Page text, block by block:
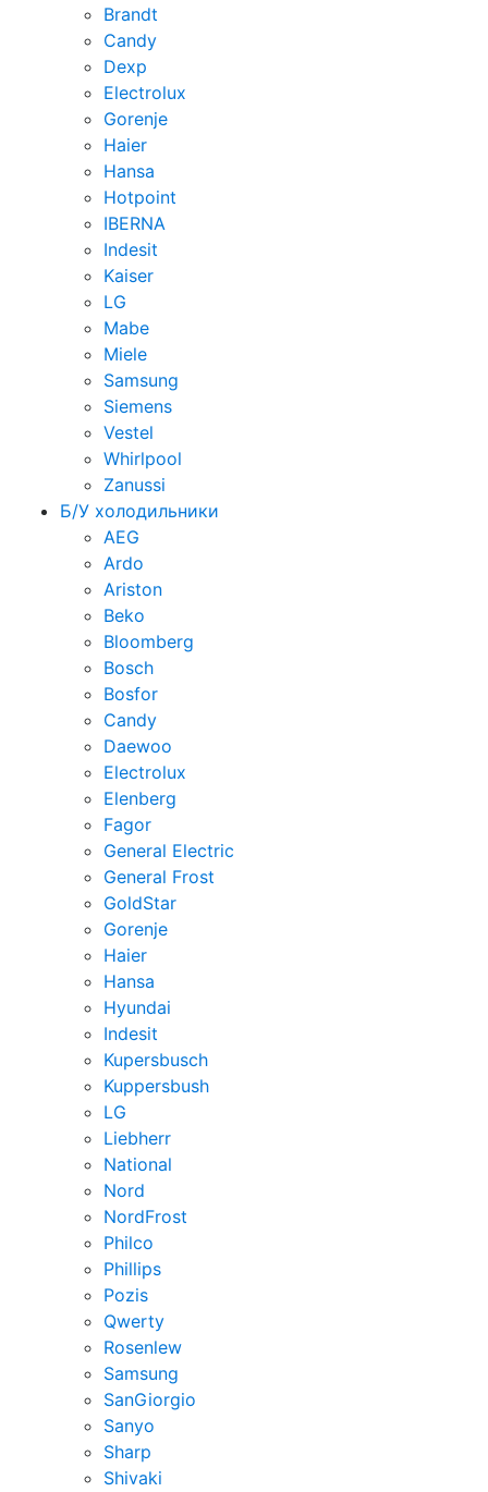
Brandt
Candy
Dexp
Electrolux
Gorenje
Haier
Hansa
Hotpoint
IBERNA
Indesit
Kaiser
LG
Mabe
Miele
Samsung
Siemens
Vestel
Whirlpool
Zanussi
Б/У холодильники
AEG
Ardo
Ariston
Beko
Bloomberg
Bosch
Bosfor
Candy
Daewoo
Electrolux
Elenberg
Fagor
General Electric
General Frost
GoldStar
Gorenje
Haier
Hansa
Hyundai
Indesit
Kupersbusch
Kuppersbush
LG
Liebherr
National
Nord
NordFrost
Philco
Phillips
Pozis
Qwerty
Rosenlew
Samsung
SanGiorgio
Sanyo
Sharp
Shivaki